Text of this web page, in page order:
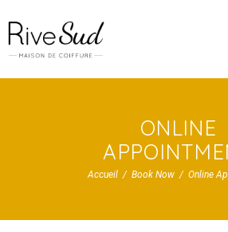
ONLINE
Accueil Book Now Online